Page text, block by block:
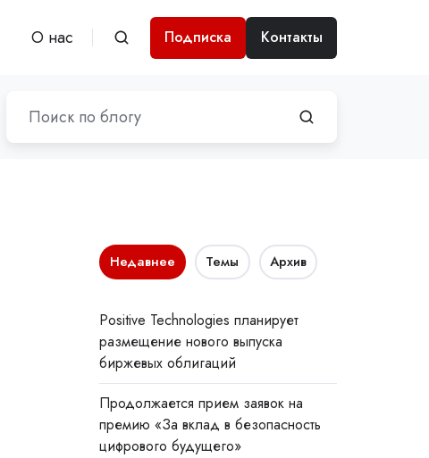
О нас Подписка Контакты
Недавнее Темы Архив
Positive Technologies планирует
размещение нового выпуска
биржевых облигаций
Продолжается прием заявок на
премию «За вклад в безопасность
цифрового будущего»